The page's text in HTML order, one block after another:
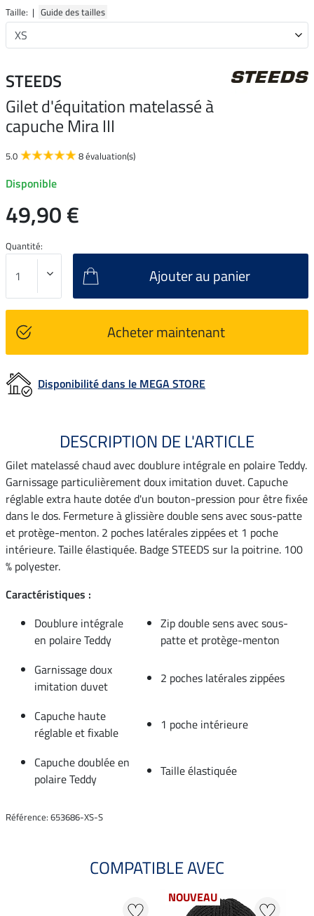
Taille: | Guide des tailles
STEEDS
Gilet d'équitation matelassé à
capuche Mira III
5.0 8 évaluation(s)
Disponible
49,90 €
Quantité:
Ajouter au panier
Acheter maintenant
Disponibilité dans le MEGA STORE
DESCRIPTION DE L'ARTICLE
Gilet matelassé chaud avec doublure intégrale en polaire Teddy.
Garnissage particulièrement doux imitation duvet. Capuche
réglable extra haute dotée d'un bouton-pression pour être fixée
dans le dos. Fermeture à glissière double sens avec sous-patte
et protège-menton. 2 poches latérales zippées et 1 poche
intérieure. Taille élastiquée. Badge STEEDS sur la poitrine. 100
% polyester.
Caractéristiques :
Doublure intégrale
en polaire Teddy
Zip double sens avec sous-
patte et protège-menton
Garnissage doux
imitation duvet
2 poches latérales zippées
Capuche haute
réglable et fixable
1 poche intérieure
Capuche doublée en
polaire Teddy
Taille élastiquée
Référence: 653686-XS-S
COMPATIBLE AVEC
NOUVEAU